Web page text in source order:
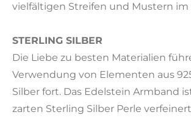
vielfältigen Streifen und Mustern im
STERLING SILBER
Die Liebe zu besten Materialien
Verwendung von Elementen aus
Silber fort. Das Edelstein Armband
zarten Sterling Silber Perle